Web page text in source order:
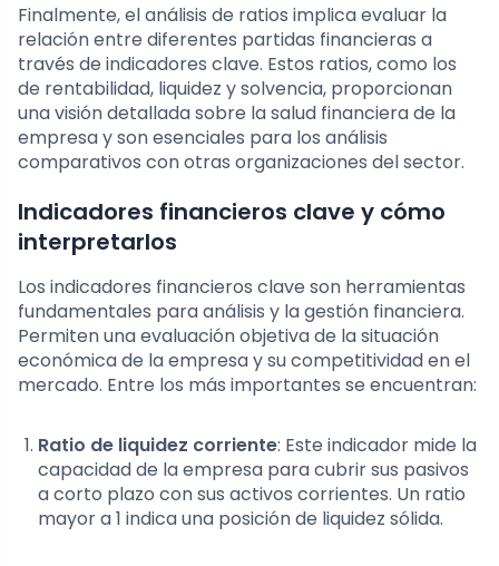
Finalmente, el análisis de ratios implica evaluar la
relación entre diferentes partidas financieras a
través de indicadores clave. Estos ratios, como los
de rentabilidad, liquidez y solvencia, proporcionan
una visión detallada sobre la salud financiera de la
empresa y son esenciales para los análisis
comparativos con otras organizaciones del sector.
Indicadores financieros clave y cómo
interpretarlos
Los indicadores financieros clave son herramientas
fundamentales para análisis y la gestión financiera.
Permiten una evaluación objetiva de la situación
económica de la empresa y su competitividad en el
mercado. Entre los más importantes se encuentran:
Ratio de liquidez corriente: Este indicador mide la
capacidad de la empresa para cubrir sus pasivos
a corto plazo con sus activos corrientes. Un ratio
mayor a 1 indica una posición de liquidez sólida.